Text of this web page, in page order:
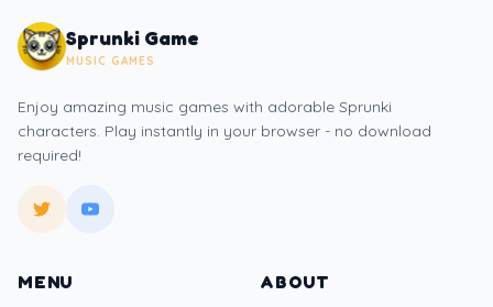
Sprunki Game
MUSIC GAMES
Enjoy amazing music games with adorable Sprunki
characters. Play instantly in your browser - no download
required!
MENU ABOUT